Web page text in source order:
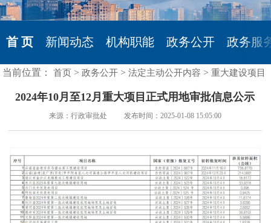
首 页 新闻动态 机构职能 政务公开 政务服
当前位置：首页 > 政务公开 >法定主动公开内容 >重大建设项目
2024年10月至12月重大项目正式用地审批信息公示
来源：行政审批处 发布时间：2025-01-08 15:05:00